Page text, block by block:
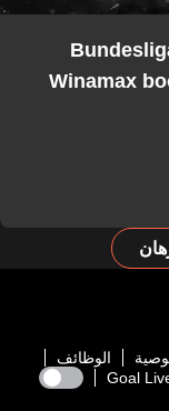
2.
Winamax
الوظائف
Goal